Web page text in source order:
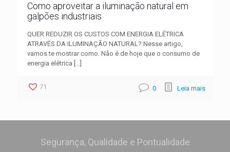
Como aproveitar a iluminação natural em
galpões industriais
QUER REDUZIR OS CUSTOS COM ENERGIA ELÉTRICA
ATRAVÉS DA ILUMINAÇÃO NATURAL? Nesse artigo,
vamos te mostrar como. Não é de hoje que o consumo de
energia elétrica […]
71 0 Leia mais
Segurança, Qualidade e Pontualidade